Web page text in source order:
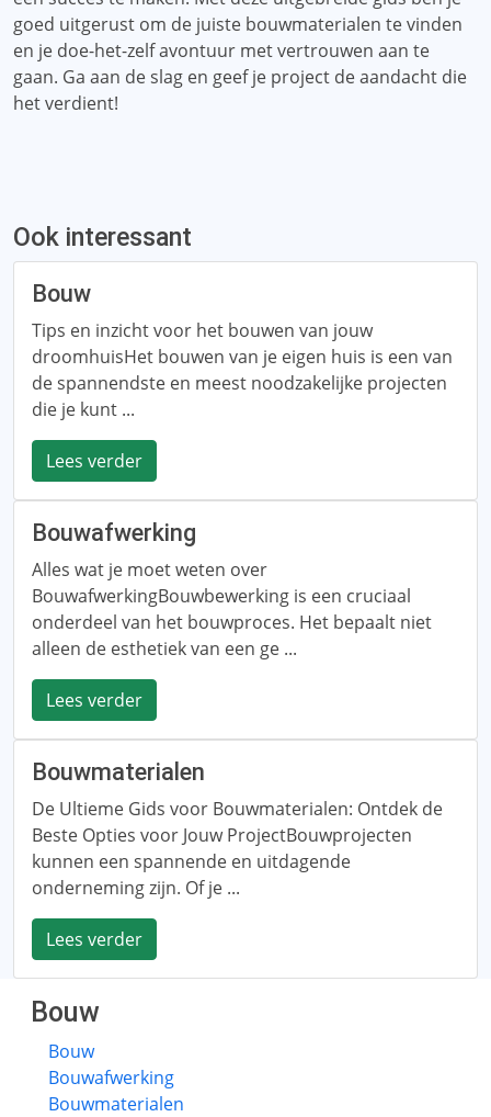
goed uitgerust om de juiste bouwmaterialen te vinden
en je doe-het-zelf avontuur met vertrouwen aan te
gaan. Ga aan de slag en geef je project de aandacht die
het verdient!
Ook interessant
Bouw
Tips en inzicht voor het bouwen van jouw
droomhuisHet bouwen van je eigen huis is een van
de spannendste en meest noodzakelijke projecten
die je kunt ...
Lees verder
Bouwafwerking
Alles wat je moet weten over
BouwafwerkingBouwbewerking is een cruciaal
onderdeel van het bouwproces. Het bepaalt niet
alleen de esthetiek van een ge ...
Lees verder
Bouwmaterialen
De Ultieme Gids voor Bouwmaterialen: Ontdek de
Beste Opties voor Jouw ProjectBouwprojecten
kunnen een spannende en uitdagende
onderneming zijn. Of je ...
Lees verder
Bouw
Bouw
Bouwafwerking
Bouwmaterialen